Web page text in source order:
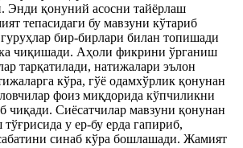
Энди қонуний асосни тайёрлаш
тепасидаги бу мавзуни кўтариб
бир-бирлари билан топишади
чиқишади. Аҳоли фикрини ўрганиш
тарқатилади, натижалари эълон
кўра, гўё одамхўрлик қонунан
фоиз миқдорида кўпчиликни
чиқади. Сиёсатчилар мавзуни қонунан
у ер-бу ерда гапириб,
синаб кўра бошлашади. Жамият